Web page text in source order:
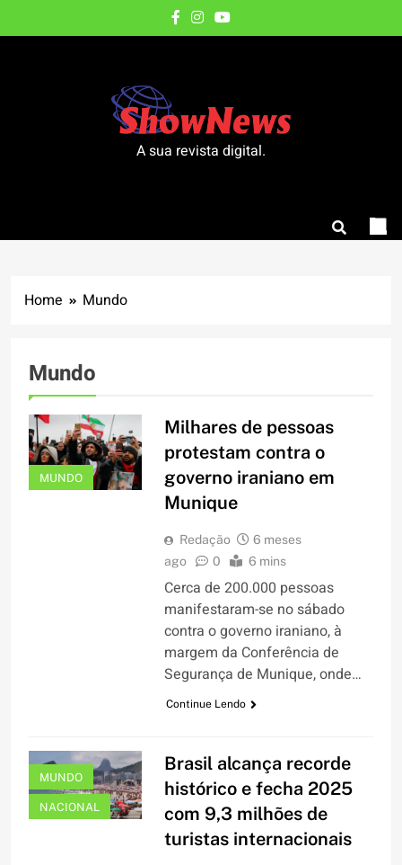
to
A sua revista digital.
Home Mundo
Mundo
MUNDO
Milhares de pessoas
protestam contra o
governo iraniano em
Munique
Redação
6 meses
ago
0 6 mins
Cerca de 200.000 pessoas
manifestaram-se no sábado
contra o governo iraniano, à
margem da Conferência de
Segurança de Munique, onde…
Continue Lendo
MUNDO
NACIONAL
Brasil alcança recorde
histórico e fecha 2025
com 9,3 milhões de
turistas internacionais